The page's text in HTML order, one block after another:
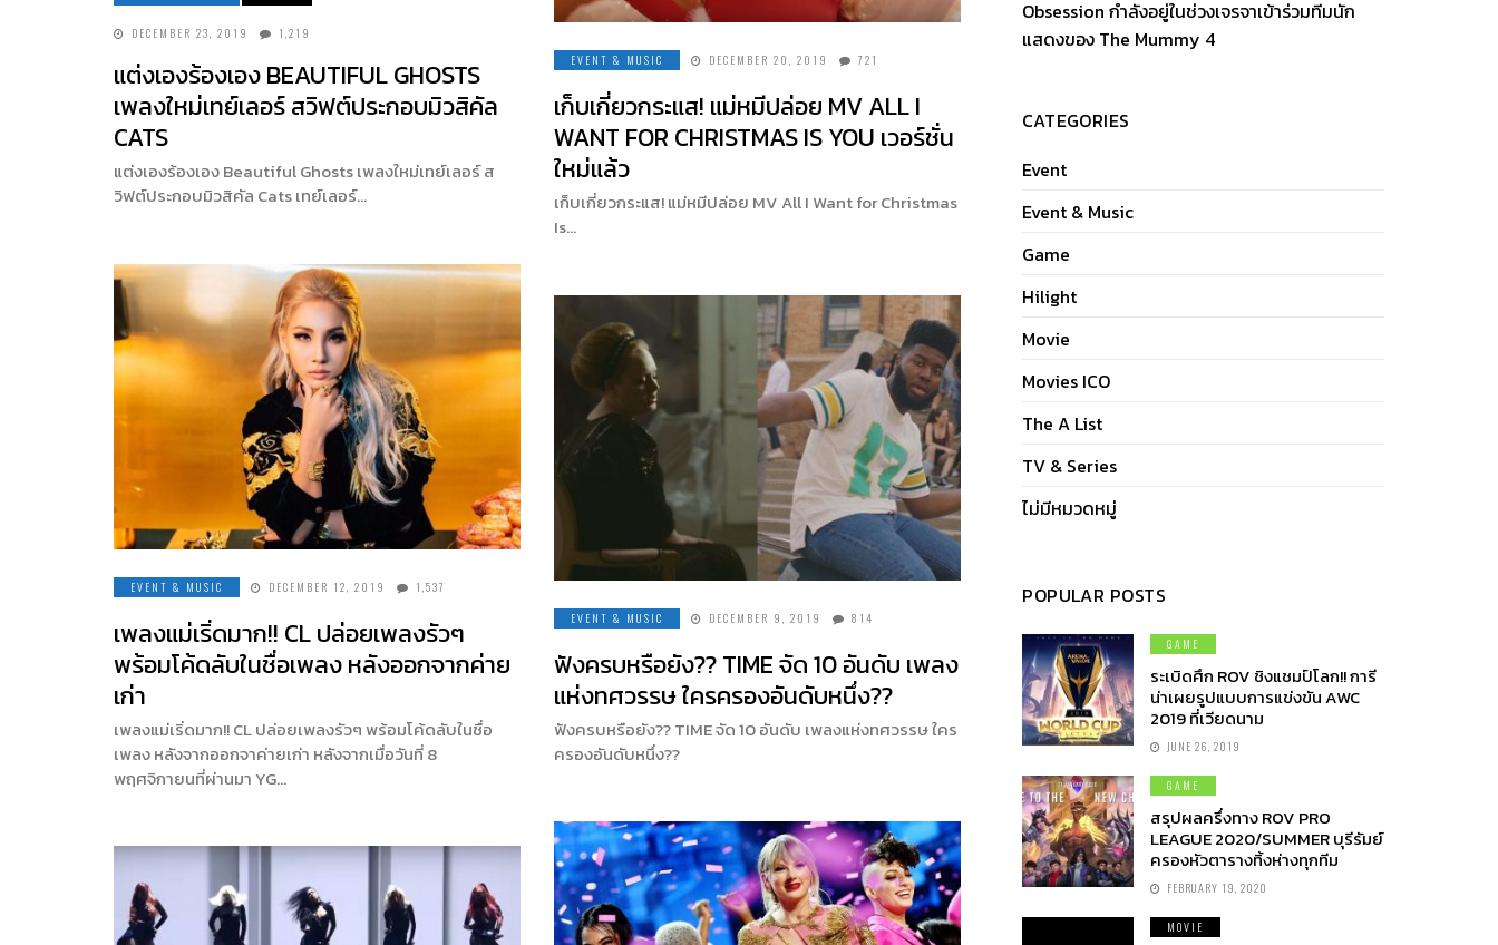
DECEMBER 23, 2019 1,219
แต่งเองร้องเอง BEAUTIFUL GHOSTS
เพลงใหม่เทย์เลอร์ สวิฟต์ประกอบมิวสิคัล
CATS
แต่งเองร้องเอง Beautiful Ghosts เพลงใหม่เทย์เลอร์ ส
วิฟต์ประกอบมิวสิคัล Cats เทย์เลอร์…
EVENT & MUSIC DECEMBER 20, 2019 721
เก็บเกี่ยวกระแส! แม่หมีปล่อย MV ALL I
WANT FOR CHRISTMAS IS YOU เวอร์ชั่น
ใหม่แล้ว
เก็บเกี่ยวกระแส! แม่หมีปล่อย MV All I Want for Christmas
Is…
EVENT & MUSIC DECEMBER 12, 2019 1,537
เพลงแม่เริ่ดมาก!! CL ปล่อยเพลงรัวๆ
พร้อมโค้ดลับในชื่อเพลง หลังออกจากค่าย
เก่า
เพลงแม่เริ่ดมาก!! CL ปล่อยเพลงรัวๆ พร้อมโค้ดลับในชื่อ
เพลง หลังจากออกจาค่ายเก่า หลังจากเมื่อวันที่ 8
พฤศจิกายนที่ผ่านมา YG…
EVENT & MUSIC DECEMBER 9, 2019 814
ฟังครบหรือยัง?? TIME จัด 10 อันดับ เพลง
แห่งทศวรรษ ใครครองอันดับหนึ่ง??
ฟังครบหรือยัง?? TIME จัด 10 อันดับ เพลงแห่งทศวรรษ ใคร
ครองอันดับหนึ่ง??
Obsession กำลังอยู่ในช่วงเจรจาเข้าร่วมทีมนัก
แสดงของ The Mummy 4
CATEGORIES
Event
Event & Music
Game
Hilight
Movie
Movies ICO
The A List
TV & Series
ไม่มีหมวดหมู่
POPULAR POSTS
GAME
ระเบิดศึก ROV ชิงแชมป์โลก!! การี
น่าเผยรูปแบบการแข่งขัน AWC
2019 ที่เวียดนาม
JUNE 26, 2019
GAME
สรุปผลครึ่งทาง ROV PRO
LEAGUE 2020/SUMMER บุรีรัมย์
ครองหัวตารางทิ้งห่างทุกทีม
FEBRUARY 19, 2020
MOVIE